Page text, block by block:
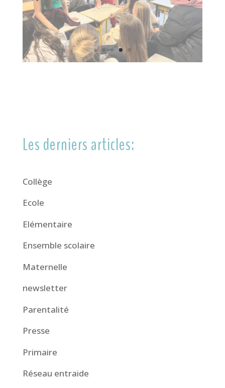
Les derniers articles:
Collège
Ecole
Elémentaire
Ensemble scolaire
Maternelle
newsletter
Parentalité
Presse
Primaire
Réseau entraide